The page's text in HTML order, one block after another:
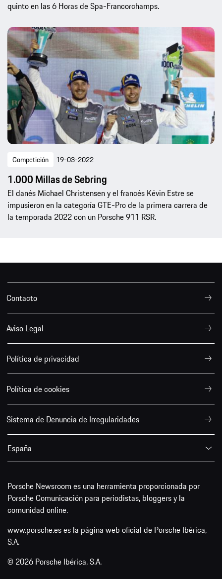
quinto en las 6 Horas de Spa-Francorchamps.
Competición 19-03-2022
1.000 Millas de Sebring
El danés Michael Christensen y el francés Kévin Estre se
impusieron en la categoría GTE-Pro de la primera carrera de
la temporada 2022 con un Porsche 911 RSR.
Contacto
Aviso Legal
Política de privacidad
Política de cookies
Sistema de Denuncia de Irregularidades
España
Porsche Newsroom es una herramienta proporcionada por
Porsche Comunicación para periodistas, bloggers y la
comunidad online.
www.porsche.es es la página web oficial de Porsche Ibérica,
S.A.
© 2026 Porsche Ibérica, S.A.